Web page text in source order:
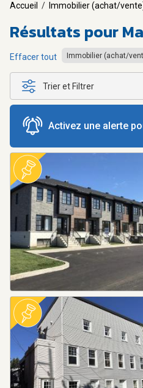
Accueil / Immobilier (achat/
Résultats pour
Effacer tout Immobilier (achat/
Trier et Filtrer
Activez une alerte